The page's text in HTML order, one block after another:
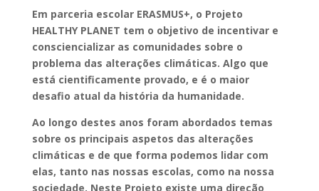
Em parceria escolar ERASMUS+, o Projeto
HEALTHY PLANET tem o objetivo de incentivar e
consciencializar as comunidades sobre o
problema das alterações climáticas. Algo que
está cientificamente provado, e é o maior
desafio atual da história da humanidade.
Ao longo destes anos foram abordados temas
sobre os principais aspetos das alterações
climáticas e de que forma podemos lidar com
elas, tanto nas nossas escolas, como na nossa
sociedade. Neste Projeto existe uma direção